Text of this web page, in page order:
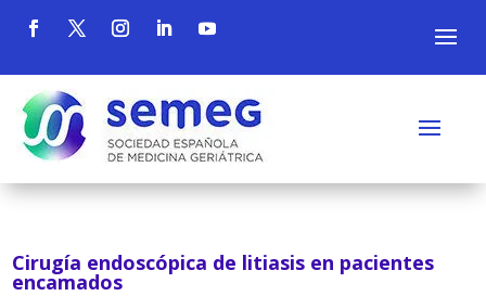
Cirugía endoscópica de litiasis en pacientes
encamados